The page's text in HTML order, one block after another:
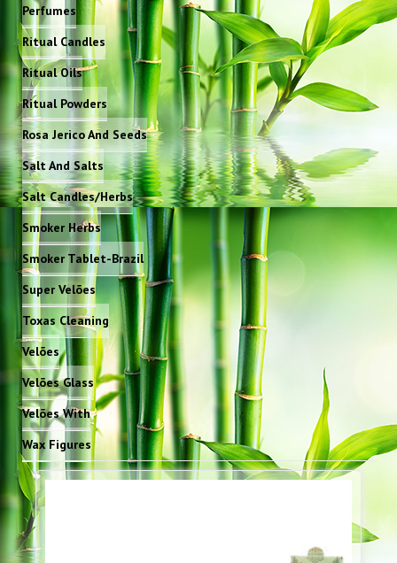
Perfumes
Ritual Candles
Ritual Oils
Ritual Powders
Rosa Jerico And Seeds
Salt And Salts
Salt Candles/Herbs
Smoker Herbs
Smoker Tablet-Brazil
Super Velões
Toxas Cleaning
Velões
Velões Glass
Velões With
Wax Figures